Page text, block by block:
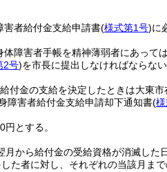
害者給付金支給申請書(様式第1号)に
障害者手帳を精神薄弱者にあって
2号)を市長に提出しなければならない
付金の支給を決定したときは大東
障害者給付金支給申請却下通知書(
とする。
から給付金の受給資格が消滅した
た者に対し、それぞれの当該月まで